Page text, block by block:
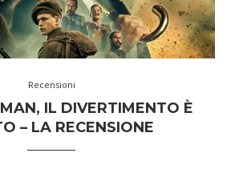
Recensioni
MAN, IL DIVERTIMENTO È
– LA RECENSIONE